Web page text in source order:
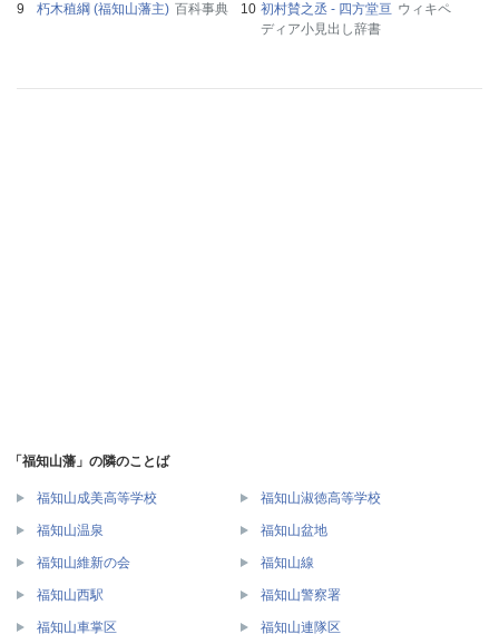
朽木稙綱 (福知山藩主) 百科事典 初村賛之丞 - 四方堂亘 ウィキペ
ディア小見出し辞書
「福知山藩」の隣のことば
福知山成美高等学校 福知山淑徳高等学校
福知山温泉 福知山盆地
福知山維新の会 福知山線
福知山西駅 福知山警察署
福知山車掌区 福知山連隊区